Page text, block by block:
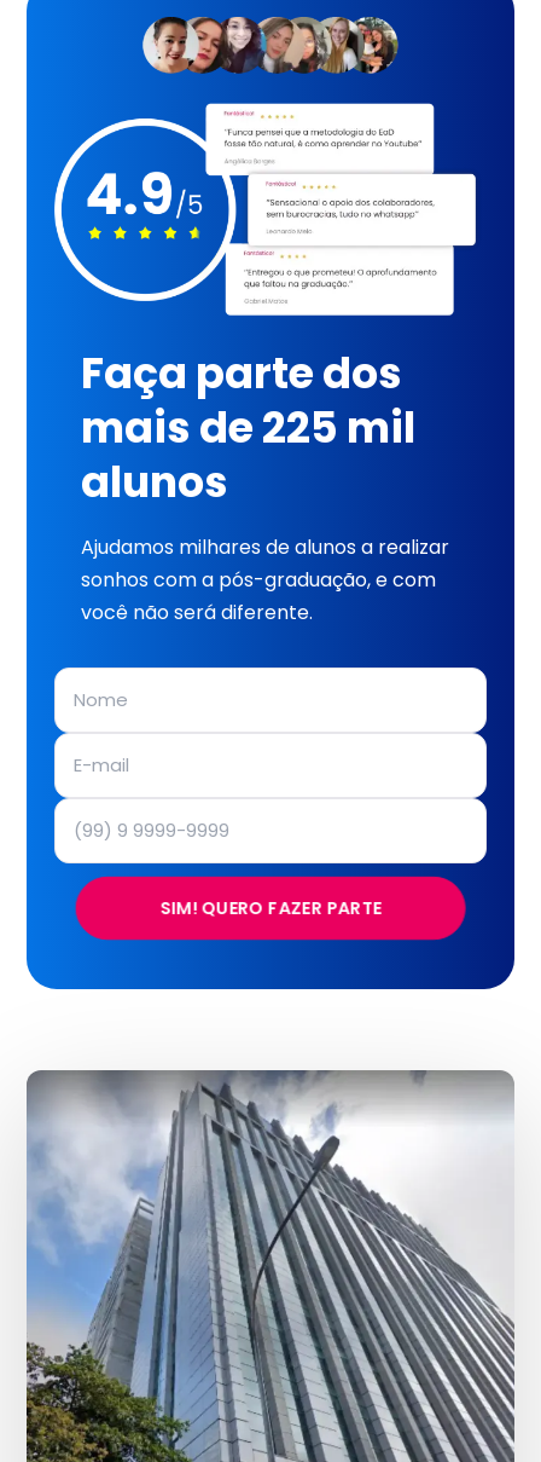
Faça parte dos
mais de 225 mil
alunos
Ajudamos milhares de alunos a realizar
sonhos com a pós-graduação, e com
você não será diferente.
SIM! QUERO FAZER PARTE